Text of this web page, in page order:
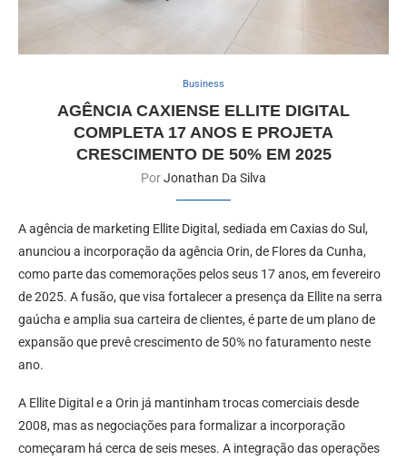
Business
AGÊNCIA CAXIENSE ELLITE DIGITAL
COMPLETA 17 ANOS E PROJETA
CRESCIMENTO DE 50% EM 2025
PorJonathan Da Silva
A agência de marketing Ellite Digital, sediada em Caxias do Sul,
anunciou a incorporação da agência Orin, de Flores da Cunha,
como parte das comemorações pelos seus 17 anos, em fevereiro
de 2025. A fusão, que visa fortalecer a presença da Ellite na serra
gaúcha e amplia sua carteira de clientes, é parte de um plano de
expansão que prevê crescimento de 50% no faturamento neste
ano.
A Ellite Digital e a Orin já mantinham trocas comerciais desde
2008, mas as negociações para formalizar a incorporação
começaram há cerca de seis meses. A integração das operações